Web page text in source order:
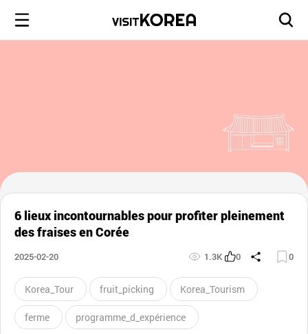
6 lieux incontournables pour profiter pleinement
des fraises en Corée
2025-02-20 1.3K 0 0
Korea_Tour fruit_picking Korea_Tourism
ferme programme_d_expérience